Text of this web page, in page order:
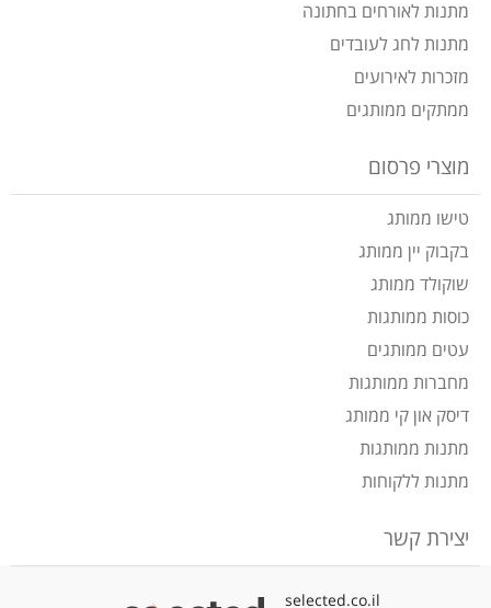
מתנות לאורחים בחתונה
מתנות לחג לעובדים
מזכרות לאירועים
ממתקים ממותגים
מוצרי פרסום
טישו ממותג
בקבוק יין ממותג
שוקולד ממותג
כוסות ממותגות
עטים ממותגים
מחברות ממותגות
דיסק און קי ממותג
מתנות ממותגות
מתנות ללקוחות
יצירת קשר
selected.co.il